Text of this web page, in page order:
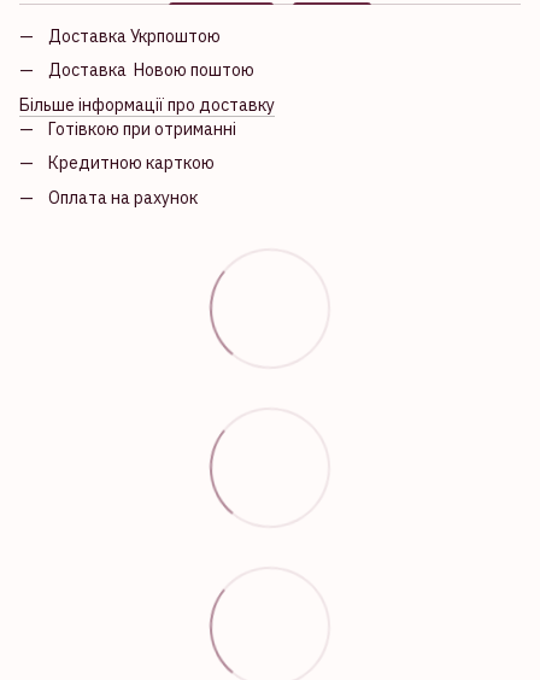
Доставка Укрпоштою
Доставка Новою поштою
Більше інформації про доставку
Готівкою при отриманні
Кредитною карткою
Оплата на рахунок